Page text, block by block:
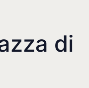
di